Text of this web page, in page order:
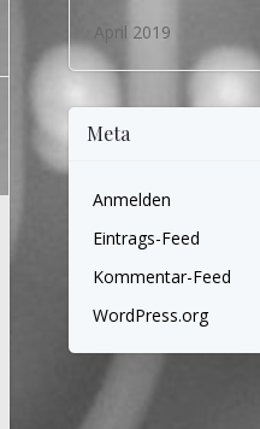
April 2019
Meta
Anmelden
Eintrags-Feed
Kommentar-Feed
WordPress.org